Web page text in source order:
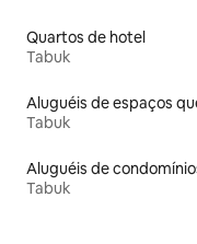
Quartos de hotel
Tabuk
Tabuk
Aluguéis de
Tabuk